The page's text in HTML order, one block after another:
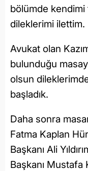
bölümde kendimi
dileklerimi ilettim.
Avukat olan
bulunduğu
olsun
başladık.
Daha sonra
Fatma Kaplan
Başkanı Ali
Başkanı